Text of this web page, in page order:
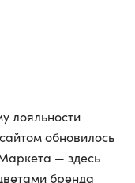
лояльности
обновилось
— здесь
бренда